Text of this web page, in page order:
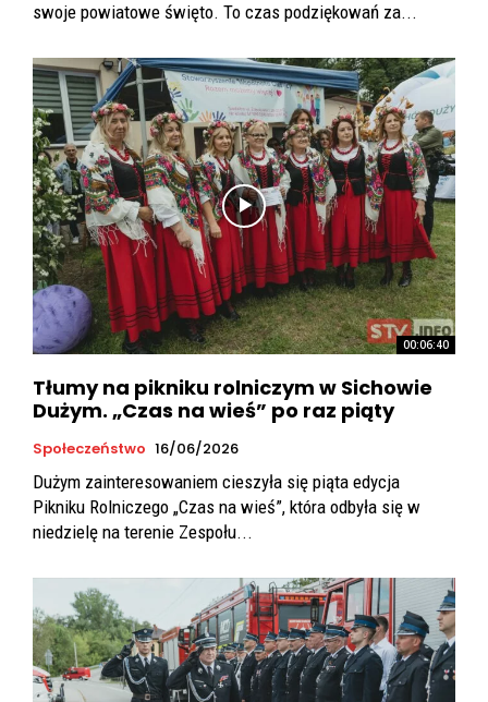
swoje powiatowe święto. To czas podziękowań za...
00:06:40
Tłumy na pikniku rolniczym w Sichowie
Dużym. „Czas na wieś” po raz piąty
Społeczeństwo 16/06/2026
Dużym zainteresowaniem cieszyła się piąta edycja
Pikniku Rolniczego „Czas na wieś”, która odbyła się w
niedzielę na terenie Zespołu...